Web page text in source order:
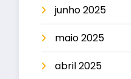
junho 2025
maio 2025
abril 2025